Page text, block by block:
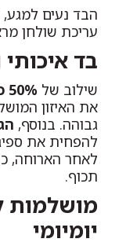
הבד נעים למגע,
עריכת שולחן
בד
שילוב של 50% כותנה ו-50% פוליאסטר
את האיזון
גבוהה. בנוסף,
להפחית את
לאחר הארוחה,
תכוף.
מושלמות
יומיומי